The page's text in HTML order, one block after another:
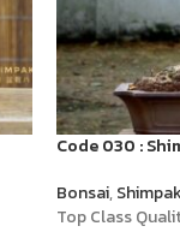
Code 030 :
Bonsai,
Top Class